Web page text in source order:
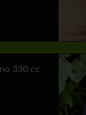
330 cc